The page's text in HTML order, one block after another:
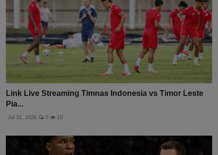
Link Live Streaming Timnas Indonesia vs Timor Leste
Pia...
Jul 31, 2026 0 10